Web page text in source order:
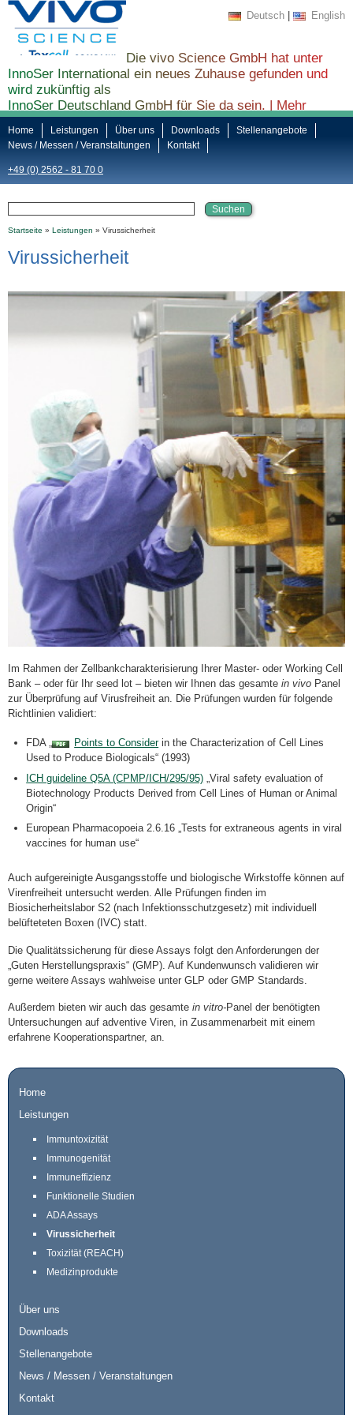
Deutsch English
Die vivo Science GmbH hat unter
InnoSer International ein neues Zuhause gefunden und
wird zukünftig als
InnoSer Deutschland GmbH für Sie da sein. | Mehr
Informationen finden Sie hier ...
Home Leistungen Über uns Downloads
Stellenangebote
News / Messen / Veranstaltungen
Kontakt
+49 (0) 2562 - 81 70 0
Startseite » Leistungen » Virussicherheit
Virussicherheit
Im Rahmen der Zellbankcharakterisierung Ihrer Master- oder Working Cell
Bank – oder für Ihr seed lot – bieten wir Ihnen das gesamte in vivo Panel
zur Überprüfung auf Virusfreiheit an. Die Prüfungen wurden für folgende
Richtlinien validiert:
FDA „ Points to Considerin the Characterization of Cell Lines
Used to Produce Biologicals“ (1993)
ICH guideline Q5A (CPMP/ICH/295/95) „Viral safety evaluation of
Biotechnology Products Derived from Cell Lines of Human or Animal
Origin“
European Pharmacopoeia 2.6.16 „Tests for extraneous agents in viral
vaccines for human use“
Auch aufgereinigte Ausgangsstoffe und biologische Wirkstoffe können auf
Virenfreiheit untersucht werden. Alle Prüfungen finden im
Biosicherheitslabor S2 (nach Infektionsschutzgesetz) mit individuell
belüfteteten Boxen (IVC) statt.
Die Qualitätssicherung für diese Assays folgt den Anforderungen der
„Guten Herstellungspraxis“ (GMP). Auf Kundenwunsch validieren wir
gerne weitere Assays wahlweise unter GLP oder GMP Standards.
Außerdem bieten wir auch das gesamte in vitro-Panel der benötigten
Untersuchungen auf adventive Viren, in Zusammenarbeit mit einem
erfahrene Kooperationspartner, an.
Home
Leistungen
Immuntoxizität
Immunogenität
Immuneffizienz
Funktionelle Studien
ADA Assays
Virussicherheit
Toxizität (REACH)
Medizinprodukte
Über uns
Downloads
Stellenangebote
News / Messen / Veranstaltungen
Kontakt